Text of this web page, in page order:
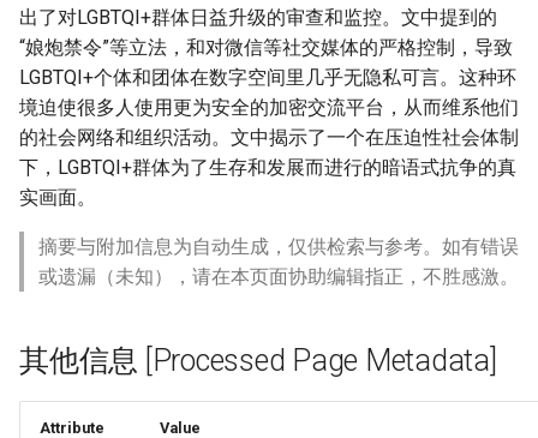
出了对LGBTQI+群体日益升级的审查和监控。文中提到的
“娘炮禁令”等立法，和对微信等社交媒体的严格控制，导致
LGBTQI+个体和团体在数字空间里几乎无隐私可言。这种环
境迫使很多人使用更为安全的加密交流平台，从而维系他们
的社会网络和组织活动。文中揭示了一个在压迫性社会体制
下，LGBTQI+群体为了生存和发展而进行的暗语式抗争的真
实画面。
摘要与附加信息为自动生成，仅供检索与参考。如有错误
或遗漏（未知），请在本页面协助编辑指正，不胜感激。
其他信息 [Processed Page Metadata]
Attribute Value